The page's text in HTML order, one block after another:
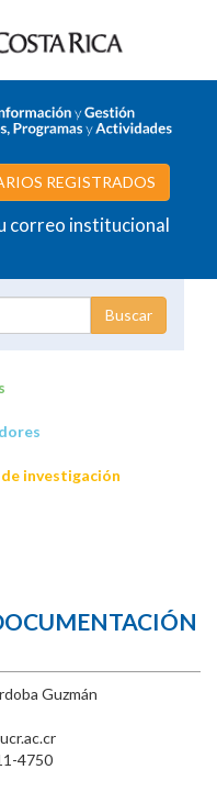
REGISTRADOS
correo institucional
investigación
Guzmán
4750